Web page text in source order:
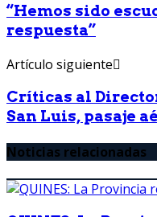
“Hemos sido
respuesta”
Artículo siguiente
Críticas al
San Luis, pasaje
Noticias relacionadas